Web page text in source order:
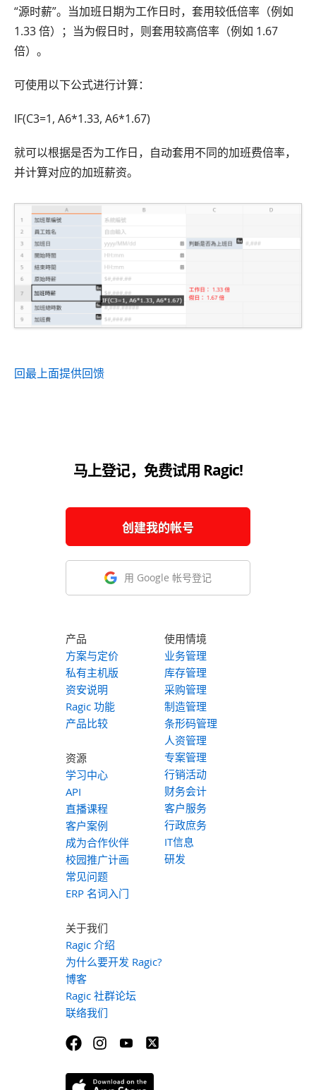
“源时薪”。当加班日期为工作日时，套用较低倍率（例如
1.33 倍）；当为假日时，则套用较高倍率（例如 1.67
倍）。
可使用以下公式进行计算：
IF(C3=1, A6*1.33, A6*1.67)
就可以根据是否为工作日，自动套用不同的加班费倍率，
并计算对应的加班薪资。
回最上面提供回馈
马上登记，免费试用 Ragic!
创建我的帐号
用 Google 帐号登记
产品
方案与定价
私有主机版
资安说明
Ragic 功能
产品比较
资源
学习中心
API
直播课程
客户案例
成为合作伙伴
校园推广计画
常见问题
ERP 名词入门
使用情境
业务管理
库存管理
采购管理
制造管理
条形码管理
人资管理
专案管理
行销活动
财务会计
客户服务
行政庶务
IT信息
研发
关于我们
Ragic 介绍
为什么要开发 Ragic?
博客
Ragic 社群论坛
联络我们